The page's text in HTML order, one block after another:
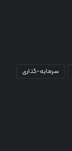
سرمایه-گذاری